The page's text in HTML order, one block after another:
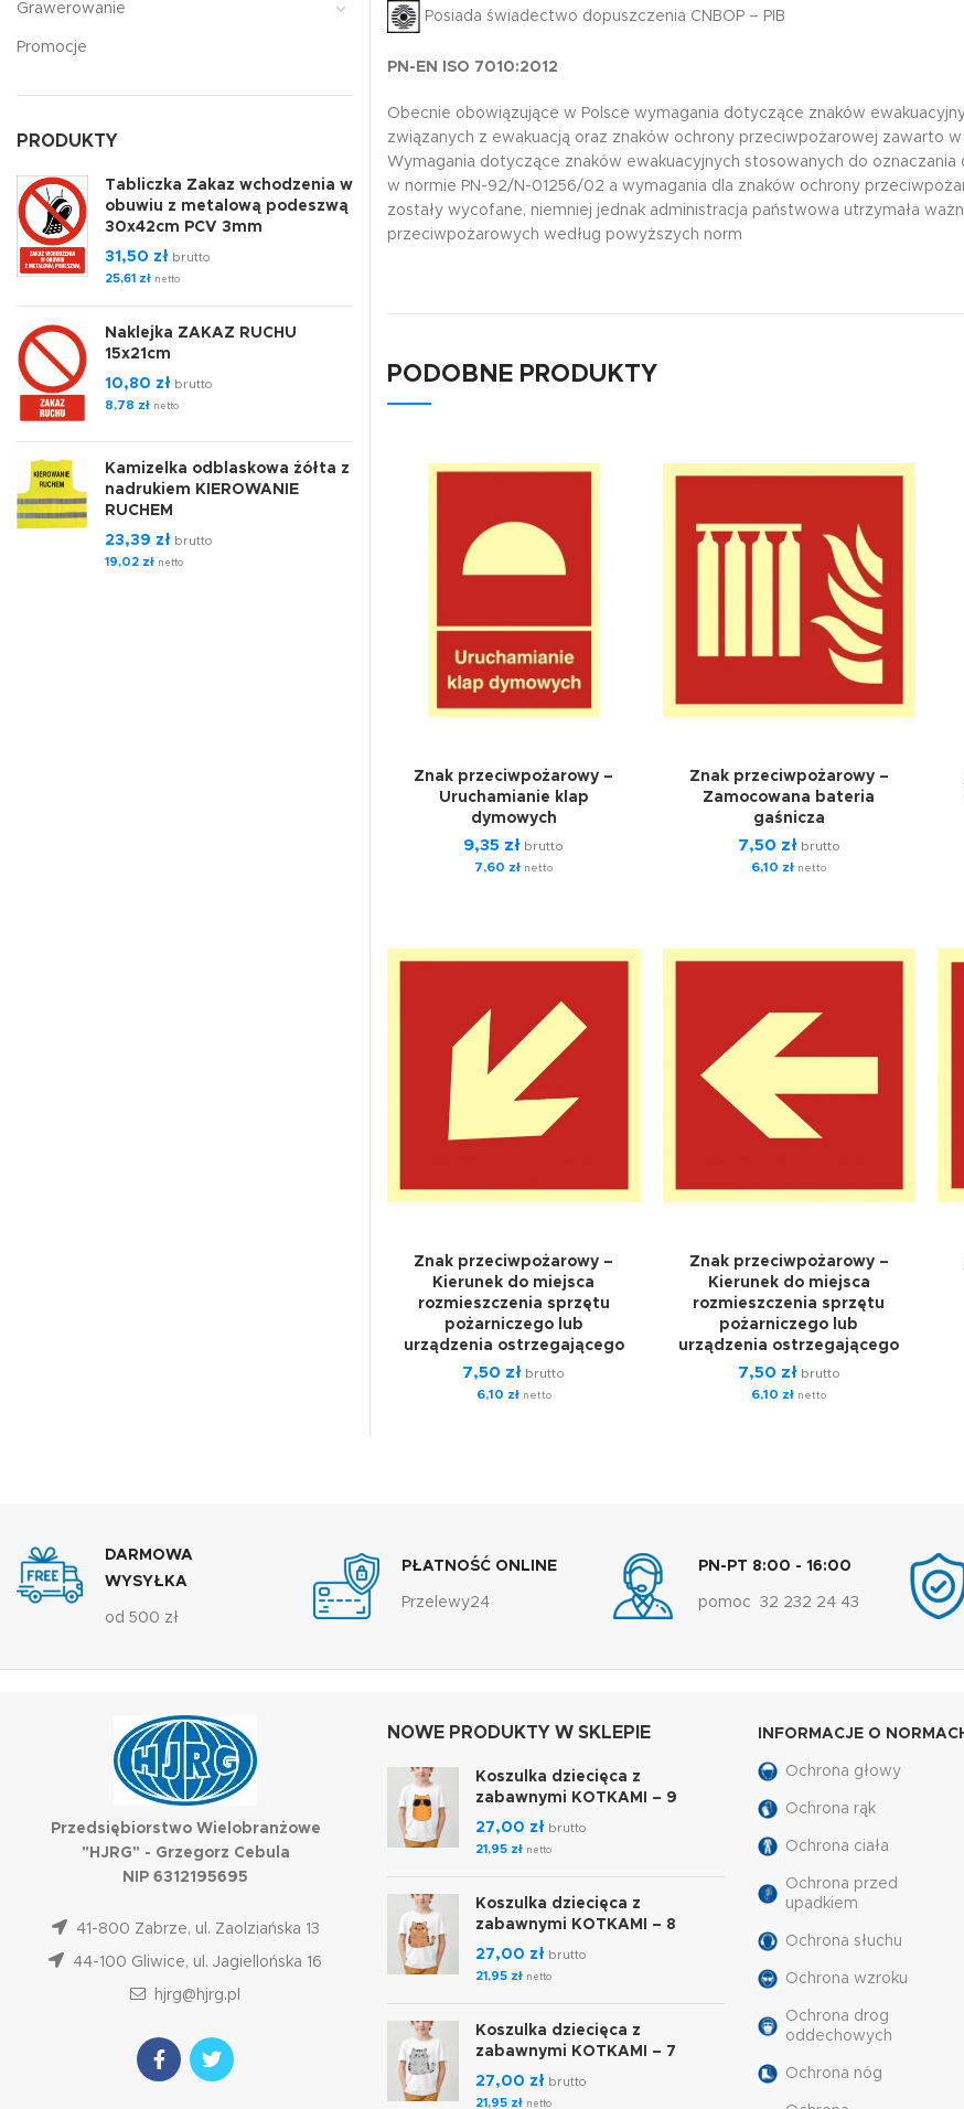
Posiada świadectwo dopuszczenia CNBOP – PIB
PN-EN ISO 7010:2012
Obecnie obowiązujące w Polsce wymagania dotyczące znaków
związanych z ewakuacją oraz znaków ochrony przeciwpożarowej zawarto w
Wymagania dotyczące znaków ewakuacyjnych stosowanych do
w normie PN-92/N-01256/02 a wymagania dla znaków ochrony
zostały wycofane, niemniej jednak administracja państwowa utrzymała
przeciwpożarowych według powyższych norm
PODOBNE PRODUKTY
Znak przeciwpożarowy –
Uruchamianie klap
dymowych
9,35 zł brutto
7,60 zł netto
Znak przeciwpożarowy –
Zamocowana bateria
gaśnicza
7,50 złbrutto
6,10 zł netto
Znak przeciwpożarowy –
Kierunek do miejsca
rozmieszczenia sprzętu
pożarniczego lub
urządzenia ostrzegającego
7,50 zł brutto
6,10 złnetto
Znak przeciwpożarowy –
Kierunek do miejsca
rozmieszczenia sprzętu
pożarniczego lub
urządzenia ostrzegającego
7,50 złbrutto
6,10 zł netto
Grawerowanie
Promocje
PRODUKTY
Tabliczka Zakaz wchodzenia w
obuwiu z metalową podeszwą
30x42cm PCV 3mm
31,50 zł brutto
25,61 zł netto
Naklejka ZAKAZ RUCHU
15x21cm
10,80 zł brutto
8,78 zł netto
Kamizelka odblaskowa żółta z
nadrukiem KIEROWANIE
RUCHEM
23,39 zł brutto
19,02 zł netto
DARMOWA
WYSYŁKA
od 500 zł
PŁATNOŚĆ ONLINE
Przelewy24
PN-PT 8:00 - 16:00
pomoc 32 232 24 43
Przedsiębiorstwo Wielobranżowe
"HJRG" - Grzegorz Cebula
NIP 6312195695
41-800 Zabrze, ul. Zaolziańska 13
44-100 Gliwice, ul. Jagiellońska 16
hjrg@hjrg.pl
NOWE PRODUKTY W SKLEPIE
Koszulka dziecięca z
zabawnymi KOTKAMI – 9
27,00 zł brutto
21,95 zł netto
Koszulka dziecięca z
zabawnymi KOTKAMI – 8
27,00 zł brutto
21,95 zł netto
Koszulka dziecięca z
zabawnymi KOTKAMI – 7
27,00 zł brutto
21,95 zł netto
INFORMACJE O
Ochrona głowy
Ochrona rąk
Ochrona ciała
Ochrona przed
upadkiem
Ochrona słuchu
Ochrona wzroku
Ochrona drog
oddechowych
Ochrona nóg